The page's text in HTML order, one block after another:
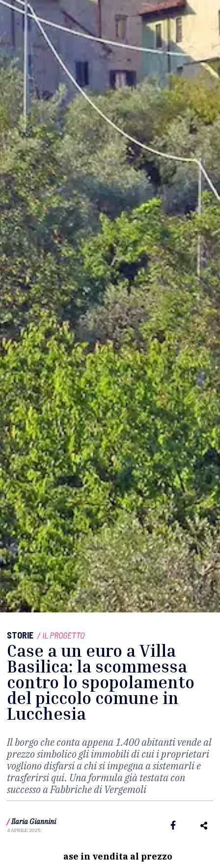
STORIE / IL PROGETTO
Case a un euro a Villa
Basilica: la scommessa
contro lo spopolamento
del piccolo comune in
Lucchesia
Il borgo che conta appena 1.400 abitanti vende al
prezzo simbolico gli immobili di cui i proprietari
vogliono disfarsi a chi si impegna a sistemarli e
trasferirsi qui. Una formula già testata con
successo a Fabbriche di Vergemoli
/ Ilaria Giannini
4 APRILE 2025